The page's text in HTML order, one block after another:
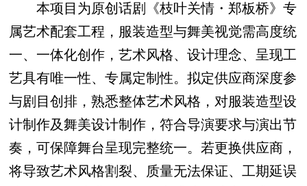
本项目为原创话剧《枝叶关情・郑板桥》专
属艺术配套工程，服装造型与舞美视觉需高度统
一、一体化创作，艺术风格、设计理念、呈现工
艺具有唯一性、专属定制性。拟定供应商深度参
与剧目创排，熟悉整体艺术风格，对服装造型设
计制作及舞美设计制作，符合导演要求与演出节
奏，可保障舞台呈现完整统一。若更换供应商，
将导致艺术风格割裂、质量无法保证、工期延误